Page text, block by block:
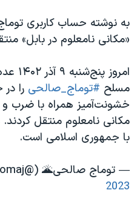
نرگس محمدی برنده جایزه
صفحه‌های ویژه
سفر پرزیدنت ترامپ به چین
به نوشته حساب کاربری
«مکانی نامعلوم در بابل»
مسلح #توماج_صالحی را
خشونت‌آمیز همراه با ضرب و
مکانی نامعلوم منتقل
با جمهوری اسلامی است.
— توماج صالحی🌋 (@OfficialToomaj)
2023